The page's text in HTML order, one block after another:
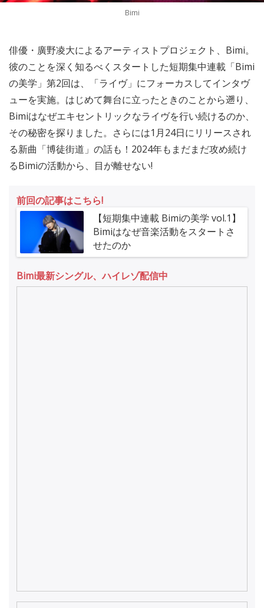
Bimi
俳優・廣野凌大によるアーティストプロジェクト、Bimi。
彼のことを深く知るべくスタートした短期集中連載「Bimi
の美学」第2回は、「ライヴ」にフォーカスしてインタヴ
ューを実施。はじめて舞台に立ったときのことから遡り、
Bimiはなぜエキセントリックなライヴを行い続けるのか、
その秘密を探りました。さらには1月24日にリリースされ
る新曲「博徒街道」の話も！2024年もまだまだ攻め続け
るBimiの活動から、目が離せない!
前回の記事はこちら!
【短期集中連載 Bimiの美学 vol.1】
Bimiはなぜ音楽活動をスタートさ
せたのか
Bimi最新シングル、ハイレゾ配信中